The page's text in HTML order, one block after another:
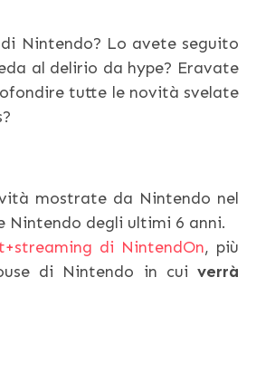
Nintendo? Lo avete seguito
al delirio da hype? Eravate
tutte le novità svelate
mostrate da Nintendo nel
Nintendo degli ultimi 6 anni.
di NintendOn, più
di Nintendo in cui verrà